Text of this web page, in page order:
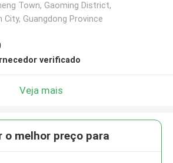
Town, Gaoming District,
City, Guangdong Province
verificado
Veja mais
o melhor preço para